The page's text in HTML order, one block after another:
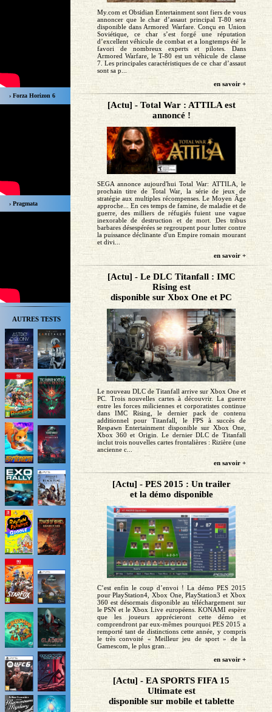
› Forza Horizon 6
› Pragmata
AUTRES TESTS
My.com et Obsidian Entertainment sont fiers de vous
annoncer que le char d’assaut principal T-80 sera
disponible dans Armored Warfare. Conçu en Union
Soviétique, ce char s’est forgé une réputation
d’excellent véhicule de combat et a longtemps été le
favori de nombreux experts et pilotes. Dans
Armored Warfare, le T-80 est un véhicule de classe
7. Les principales caractéristiques de ce char d’assaut
sont sa p...
en savoir +
[Actu] - Total War : ATTILA est
annoncé !
SEGA annonce aujourd'hui Total War: ATTILA, le
prochain titre de Total War, la série de jeux de
stratégie aux multiples récompenses. Le Moyen Âge
approche... En ces temps de famine, de maladie et de
guerre, des milliers de réfugiés fuient une vague
inexorable de destruction et de mort. Des tribus
barbares désespérées se regroupent pour lutter contre
la puissance déclinante d'un Empire romain mourant
et divi...
en savoir +
[Actu] - Le DLC Titanfall : IMC
Rising est
disponible sur Xbox One et PC
Le nouveau DLC de Titanfall arrive sur Xbox One et
PC. Trois nouvelles cartes à découvrir. La guerre
entre les forces miliciennes et corporatistes continue
dans IMC Rising, le dernier pack de contenu
additionnel pour Titanfall, le FPS à succès de
Respawn Entertainment disponible sur Xbox One,
Xbox 360 et Origin. Le dernier DLC de Titanfall
inclut trois nouvelles cartes frontalières : Rizière (une
ancienne c...
en savoir +
[Actu] - PES 2015 : Un trailer
et la démo disponible
C’est enfin le coup d’envoi ! La démo PES 2015
pour PlayStation4, Xbox One, PlayStation3 et Xbox
360 est désormais disponible au téléchargement sur
le PSN et le Xbox Live européens. KONAMI espère
que les joueurs apprécieront cette démo et
comprendront par eux-mêmes pourquoi PES 2015 a
remporté tant de distinctions cette année, y compris
le très convoité « Meilleur jeu de sport » de la
Gamescom, le plus gran...
en savoir +
[Actu] - EA SPORTS FIFA 15
Ultimate est
disponible sur mobile et tablette